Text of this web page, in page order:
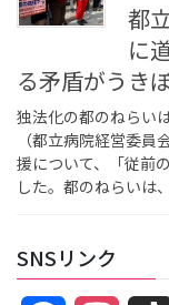
都
に
る矛盾がうき
独法化の都のねらい
（都立病院経営委
援について、「従前
した。都のねらいは
SNSリンク